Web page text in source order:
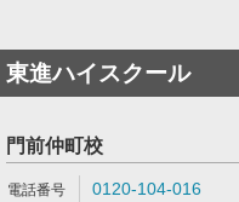
東進ハイスクール
門前仲町校
0120-104-016